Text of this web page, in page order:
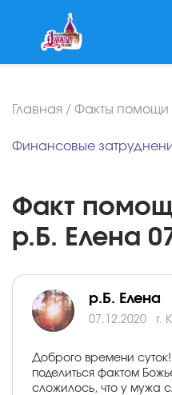
Главная / Факты помощи
Финансовые
Факт
р.Б. Елена
р.Б. Елена
07.12.2020 г.
Доброго времени
поделиться фактом
сложилось, что у мужа